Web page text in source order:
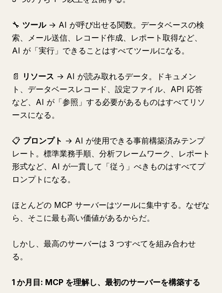
🔧 ツール→ AI が呼び出せる関数。データベースの検
索、メール送信、レコード作成、レポート取得など、
AI が「実行」できることはすべてツールになる。
📄 リソース → AI が読み取れるデータ。ドキュメン
ト、データベースレコード、設定ファイル、API 応答
など、AI が「参照」する必要があるものはすべてリソ
ースになる。
📋 プロンプト → AI が使用できる事前構築済みテンプ
レート。標準業務手順、分析フレームワーク、レポート
形式など、AI が一貫して「従う」べきものはすべてプ
ロンプトになる。
ほとんどの MCP サーバーはツールに集中する。なぜな
ら、そこに最も高い価値があるからだ。
しかし、最高のサーバーは 3 つすべてを組み合わせ
る。
1 か月目: MCP を理解し、最初のサーバーを構築する